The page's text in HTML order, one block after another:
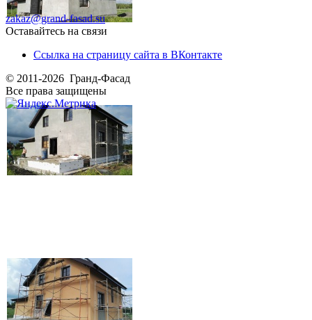
zakaz@grand-fasad.su
Оставайтесь на связи
Ссылка на страницу сайта в ВКонтакте
© 2011-2026 Гранд-Фасад
Все права защищены